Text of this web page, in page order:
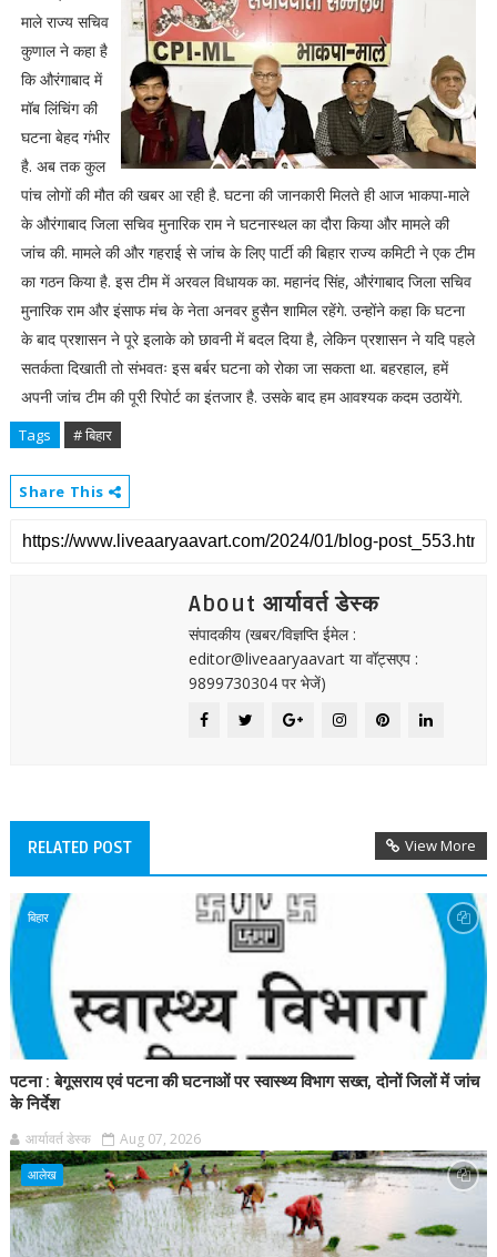
माले राज्य सचिव
कुणाल ने कहा है
कि औरंगाबाद में
मॉब लिंचिंग की
घटना बेहद गंभीर
है. अब तक कुल
पांच लोगों की मौत की खबर आ रही है. घटना की जानकारी मिलते ही आज भाकपा-माले
के औरंगाबाद जिला सचिव मुनारिक राम ने घटनास्थल का दौरा किया और मामले की
जांच की. मामले की और गहराई से जांच के लिए पार्टी की बिहार राज्य कमिटी ने एक टीम
का गठन किया है. इस टीम में अरवल विधायक का. महानंद सिंह, औरंगाबाद जिला सचिव
मुनारिक राम और इंसाफ मंच के नेता अनवर हुसैन शामिल रहेंगे. उन्होंने कहा कि घटना
के बाद प्रशासन ने पूरे इलाके को छावनी में बदल दिया है, लेकिन प्रशासन ने यदि पहले
सतर्कता दिखाती तो संभवतः इस बर्बर घटना को रोका जा सकता था. बहरहाल, हमें
अपनी जांच टीम की पूरी रिपोर्ट का इंतजार है. उसके बाद हम आवश्यक कदम उठायेंगे.
Tags # बिहार
Share This
About आर्यावर्त डेस्क
संपादकीय (खबर/विज्ञप्ति ईमेल :
editor@liveaaryaavart या वॉट्सएप :
9899730304 पर भेजें)
RELATED POST View More
बिहार
पटना : बेगूसराय एवं पटना की घटनाओं पर स्वास्थ्य विभाग सख्त, दोनों जिलों में जांच
के निर्देश
आर्यावर्त डेस्क Aug 07, 2026
आलेख